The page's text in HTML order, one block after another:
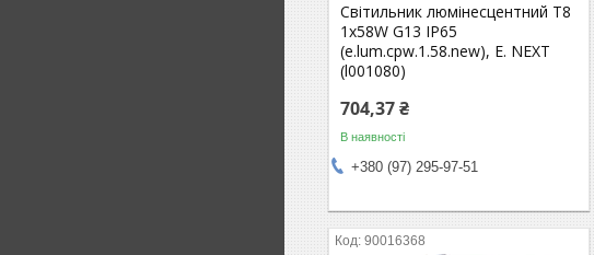
Світильник люмінесцентний T8
1х58W G13 IP65
(e.lum.cpw.1.58.new), E. NEXT
(l001080)
704,37 ₴
В наявності
+380 (97) 295-97-51
90016368